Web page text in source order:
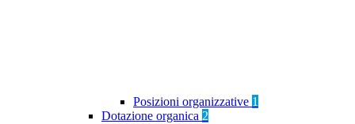
Posizioni organizzative 1
Dotazione organica 2